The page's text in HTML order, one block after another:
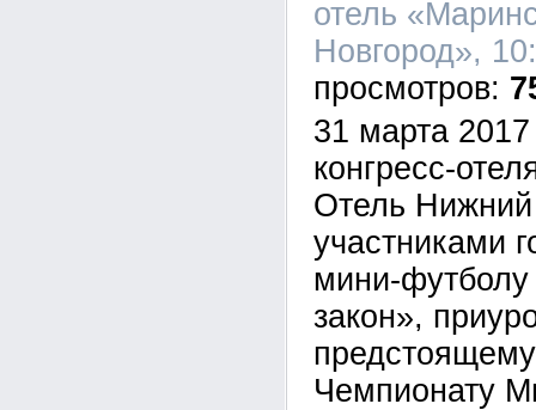
отель
Новгород»,
31 марта 2017
конгресс-
Отель Нижний
участниками
мини-
закон»,
Чемпионату